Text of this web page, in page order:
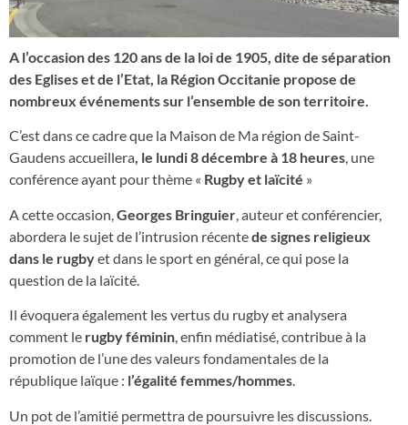
A l’occasion des 120 ans de la loi de 1905, dite de séparation
des Eglises et de l’Etat, la Région Occitanie propose de
nombreux événements sur l’ensemble de son territoire.
C’est dans ce cadre que la Maison de Ma région de Saint-
Gaudens accueillera, le lundi 8 décembre à 18 heures, une
conférence ayant pour thème « Rugby et laïcité »
A cette occasion,Georges Bringuier, auteur et conférencier,
abordera le sujet de l’intrusion récentede signes religieux
dans le rugbyet dans le sport en général, ce qui pose la
question de la laïcité.
Il évoquera également les vertus du rugby et analysera
comment le rugby féminin, enfin médiatisé, contribue à la
promotion de l’une des valeurs fondamentales de la
république laïque : l’égalité femmes/hommes.
Un pot de l’amitié permettra de poursuivre les discussions.